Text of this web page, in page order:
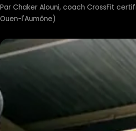
Par Chaker Alouni, coach CrossFit
Ouen-l'Aumône)